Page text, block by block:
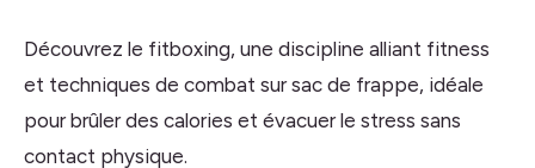
Découvrez le fitboxing, une discipline alliant fitness
et techniques de combat sur sac de frappe, idéale
pour brûler des calories et évacuer le stress sans
contact physique.